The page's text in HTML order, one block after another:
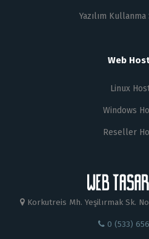
Yazılım
Web
Linux
Windows
Reseller
Korkutreis Mh. Yeşilırmak Sk.
0 (533)